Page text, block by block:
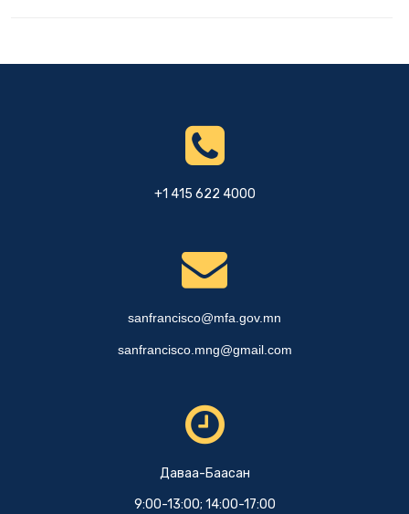
+1 415 622 4000
sanfrancisco@mfa.gov.mn
sanfrancisco.mng@gmail.com
Даваа-Баасан
9:00-13:00; 14:00-17:00